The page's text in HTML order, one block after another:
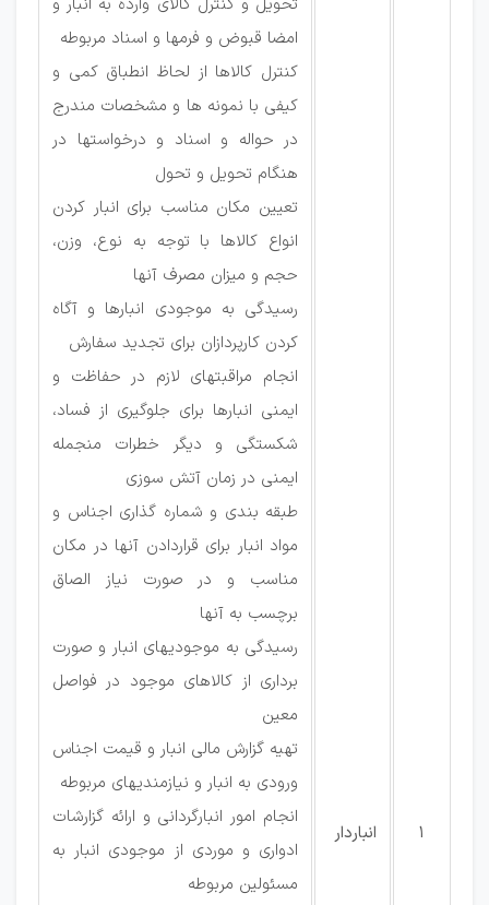
1 انباردار
امضا قبوض و فرمها و اسناد مربوطه
کنترل کالاها از لحاظ انطباق کمی و
کیفی با نمونه ها و مشخصات مندرج
در حواله و اسناد و درخواستها در
هنگام تحویل و تحول
تعیین مکان مناسب برای انبار کردن
انواع کالاها با توجه به نوع، وزن،
حجم و میزان مصرف آنها
رسیدگی به موجودی انبارها و آگاه
کردن کارپردازان برای تجدید سفارش
انجام مراقبتهای لازم در حفاظت و
ایمنی انبارها برای جلوگیری از فساد،
شکستگی و دیگر خطرات منجمله
ایمنی در زمان آتش سوزی
طبقه بندی و شماره گذاری اجناس و
مواد انبار برای قراردادن آنها در مکان
مناسب و در صورت نیاز الصاق
برچسب به آنها
رسیدگی به موجودیهای انبار و صورت
برداری از کالاهای موجود در فواصل
معین
تهیه گزارش مالی انبار و قیمت اجناس
ورودی به انبار و نیازمندیهای مربوطه
انجام امور انبارگردانی و ارائه گزارشات
ادواری و موردی از موجودی انبار به
مسئولین مربوطه